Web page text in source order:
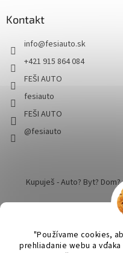
"Používame cookies,
prehliadanie webu a
Kontakt
info@fesiauto.sk
+421 915 864 084
FEŠI AUTO
fesiauto
FEŠI AUTO
@fesiauto
Kupuješ - Auto? Byt?